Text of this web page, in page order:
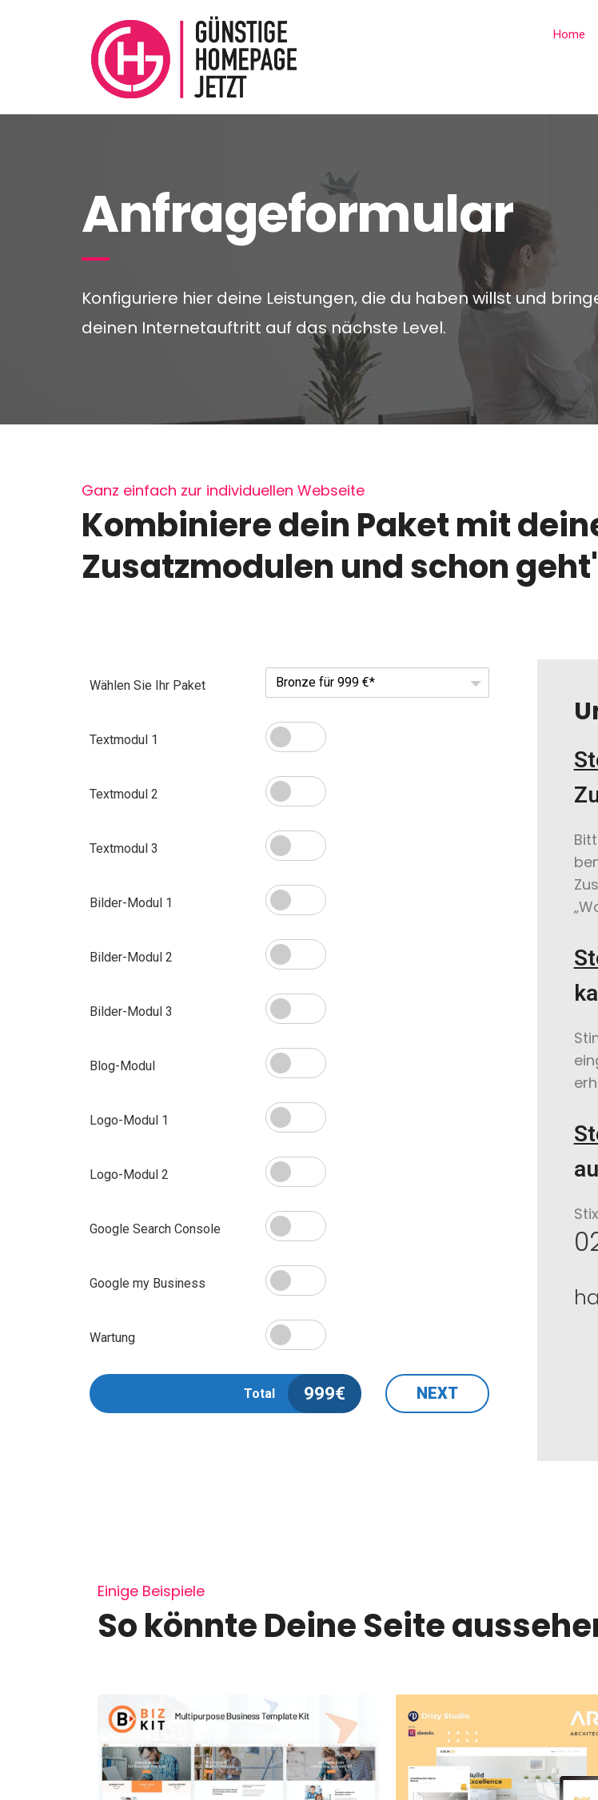
Home
Anfrageformular
Konfiguriere hier deine Leistungen, die du haben willst und
deinen Internetauftritt auf das nächste Level.
Ganz einfach zur individuellen Webseite
Kombiniere dein Paket mit
Zusatzmodulen und schon
Wählen Sie Ihr Paket Bronze für 999 €*
Textmodul 1
Textmodul 2
Textmodul 3
Bilder-Modul 1
Bilder-Modul 2
Bilder-Modul 3
Blog-Modul
Logo-Modul 1
Logo-Modul 2
Google Search Console
Google my Business
Wartung
Total 999€ NEXT
Ich habe die Geschäftsbedingungen und die Datenschutzerklärung
gelesen und stimme beiden zu.
SUBMIT
Einige Beispiele
So könnte Deine Seite